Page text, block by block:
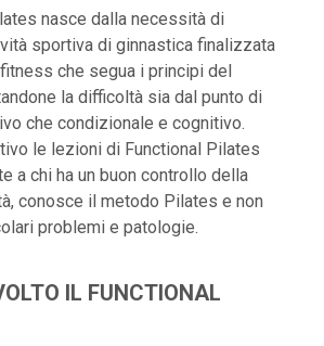
nasce dalla necessità di
sportiva di ginnastica finalizzata
che segua i principi del
la difficoltà sia dal punto di
che condizionale e cognitivo.
le lezioni di Functional Pilates
a chi ha un buon controllo della
conosce il metodo Pilates e non
problemi e patologie.
IL FUNCTIONAL